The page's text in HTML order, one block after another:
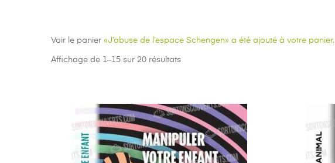
Voir le panier «J’abuse de l’espace Schengen» a été ajouté à votre panier.
Affichage de 1–15 sur 20 résultats